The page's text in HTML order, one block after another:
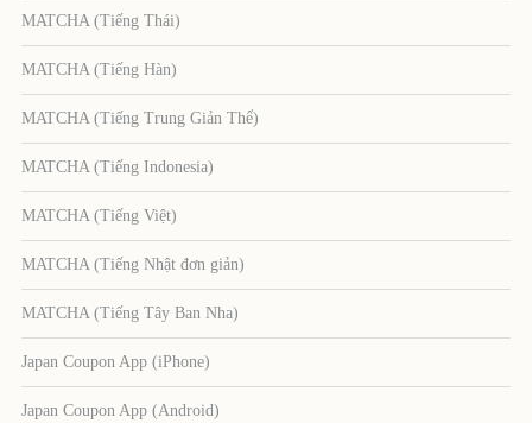
MATCHA (Tiếng Thái)
MATCHA (Tiếng Hàn)
MATCHA (Tiếng Trung Giản Thể)
MATCHA (Tiếng Indonesia)
MATCHA (Tiếng Việt)
MATCHA (Tiếng Nhật đơn giản)
MATCHA (Tiếng Tây Ban Nha)
Japan Coupon App (iPhone)
Japan Coupon App (Android)